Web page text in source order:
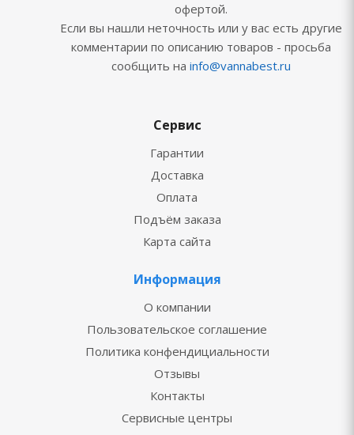
офертой.
Если вы нашли неточность или у вас есть другие
комментарии по описанию товаров - просьба
сообщить на info@vannabest.ru
Сервис
Гарантии
Доставка
Оплата
Подъём заказа
Карта сайта
Информация
О компании
Пользовательское соглашение
Политика конфендициальности
Отзывы
Контакты
Сервисные центры